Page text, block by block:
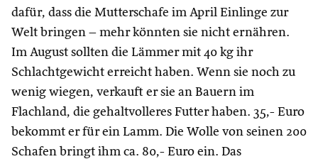
dafür, dass die Mutterschafe im April Einlinge zur
Welt bringen – mehr könnten sie nicht ernähren.
Im August sollten die Lämmer mit 40 kg ihr
Schlachtgewicht erreicht haben. Wenn sie noch zu
wenig wiegen, verkauft er sie an Bauern im
Flachland, die gehaltvolleres Futter haben. 35,- Euro
bekommt er für ein Lamm. Die Wolle von seinen 200
Schafen bringt ihm ca. 80,- Euro ein. Das